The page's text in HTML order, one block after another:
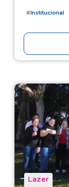
#Institucional
Lazer